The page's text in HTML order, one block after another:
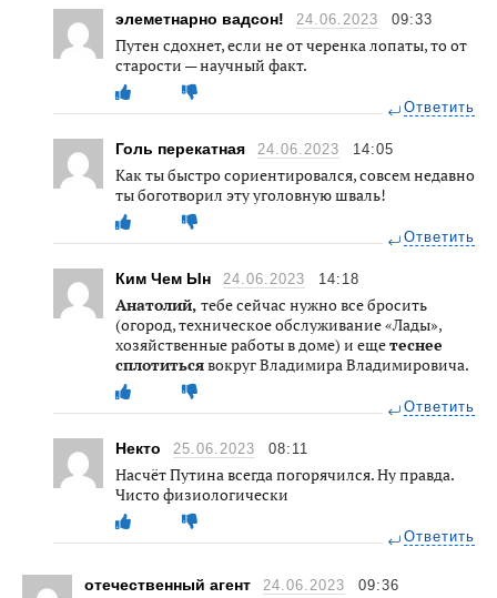
элеметнарно вадсон! 24.06.2023 09:33
Путен сдохнет, если не от черенка лопаты, то от
старости — научный факт.
Ответить
Голь перекатная 24.06.2023 14:05
Как ты быстро сориентировался, совсем недавно
ты боготворил эту уголовную шваль!
Ответить
Ким Чем Ын 24.06.2023 14:18
Анатолий, тебе сейчас нужно все бросить
(огород, техническое обслуживание «Лады»,
хозяйственные работы в доме) и ещетеснее
сплотитьсявокруг Владимира Владимировича.
Ответить
Некто 25.06.2023 08:11
Насчёт Путина всегда погорячился. Ну правда.
Чисто физиологически
Ответить
отечественный агент 24.06.2023 09:36